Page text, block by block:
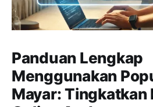
Panduan Lengkap
Menggunakan
Mayar: Tingkatkan